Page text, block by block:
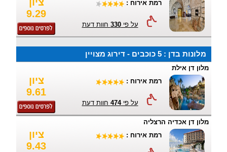
9.29
רמת אירוח :
על פי330 חוות דעת
מלונות בדן : 5 כוכבים - דירוג מצויין
מלון דן אילת
ציון
9.61
רמת אירוח :
על פי474 חוות דעת
מלון דן אכדיה הרצליה
ציון
9.43
רמת אירוח :